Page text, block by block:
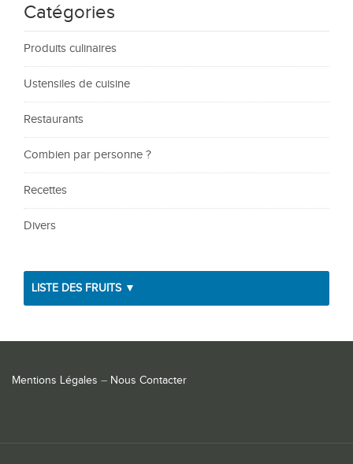
Catégories
Produits culinaires
Ustensiles de cuisine
Restaurants
Combien par personne ?
Recettes
Divers
LISTE DES FRUITS ▼
Mentions Légales – Nous Contacter